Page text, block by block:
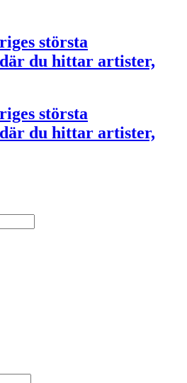
största
du hittar artister,
största
du hittar artister,